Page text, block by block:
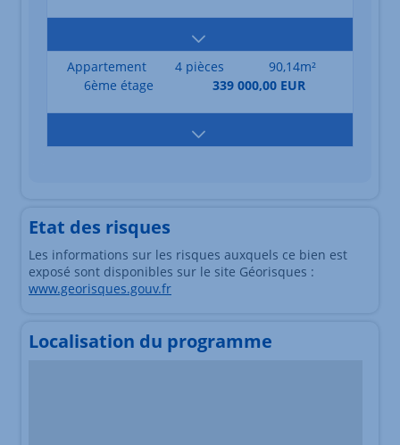
Appartement 4 pièces
90,14m²
6ème étage
339 000,00 EUR
Etat des risques
Les informations sur les risques auxquels ce bien est
exposé sont disponibles sur le site Géorisques :
www.georisques.gouv.fr
Localisation du programme